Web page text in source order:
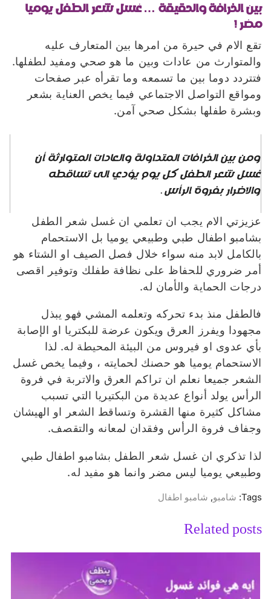
بين الخرافة والحقيقة … غسل شعر الطفل يوميا
مضر !
تقع الام في حيرة من امرها بين المتعارف عليه
والمتوارث من عادات وبين ما هو صحي ومفيد لطفلها.
فتتردد دوما بين ما تسمعه وما تقرأه عبر صفحات
ومواقع التواصل الاجتماعي فيما يخص العناية بشعر
وبشرة طفلها بشكل صحي آمن.
ومن بين الخرافات المتداولة والعادات المتوارثة أن
غسل شعر الطفل كل يوم يؤدي الى تساقطه
والاضرار بفروة الرأس.
عزيزتي الام يجب ان تعلمي ان غسل شعر الطفل
بشامبو اطفال طبي وطبيعي يوميا بل الاستحمام
بالكامل لابد منه سواء خلال فصل الصيف او الشتاء هو
أمر ضروري للحفاظ على نظافة طفلك وتوفير اقصى
درجات الحماية والأمان له.
فالطفل منذ بدء تحركه وتعلمه المشي فهو يبذل
مجهودا ويفرز العرق ويكون عرضة للبكتريا او الإصابة
بأي عدوى او فيروس من البيئة المحيطة له. لذا
الاستحمام يوميا هو حصنك لحمايته ، وفيما يخص غسل
الشعر جميعا نعلم ان تراكم العرق والاتربة في فروة
الرأس يولد أنواع عديدة من البكتيريا التي تسبب
مشاكل كثيرة منها القشرة وتساقط الشعر او الهيشان
وجفاف فروة الرأس وفقدان لمعانه والتقصف.
لذا تذكري ان غسل شعر الطفل بشامبو اطفال طبي
وطبيعي يوميا ليس مضر وانما هو مفيد له.
Tags: شامبو, شامبو اطفال
Related posts